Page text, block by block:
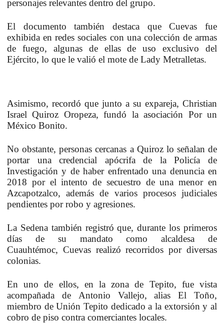
personajes relevantes dentro del grupo.
El documento también destaca queCuevas fue
exhibida en redes sociales con una colección de armas
de fuego, algunas de ellas de uso exclusivo del
Ejército, lo que le valió el mote de Lady Metralletas.
Asimismo, recordó que junto a su expareja, Christian
Israel Quiroz Oropeza, fundó la asociación Por un
México Bonito.
No obstante, personas cercanas a Quirozlo señalan de
portar una credencial apócrifa de laPolicía de
Investigación y de haber enfrentado una denuncia en
2018 por el intento de secuestro de una menor en
Azcapotzalco, además de varios procesos judiciales
pendientes por robo y agresiones.
La Sedena también registró que, durante los primeros
días de su mandato como alcaldesa de
Cuauhtémoc, Cuevasrealizó recorridos por diversas
colonias.
En uno de ellos, en la zona de Tepito, fue vista
acompañada de Antonio Vallejo, aliasEl Toño,
miembro deUnión Tepito dedicado a la extorsión y al
cobro de piso contra comerciantes locales.